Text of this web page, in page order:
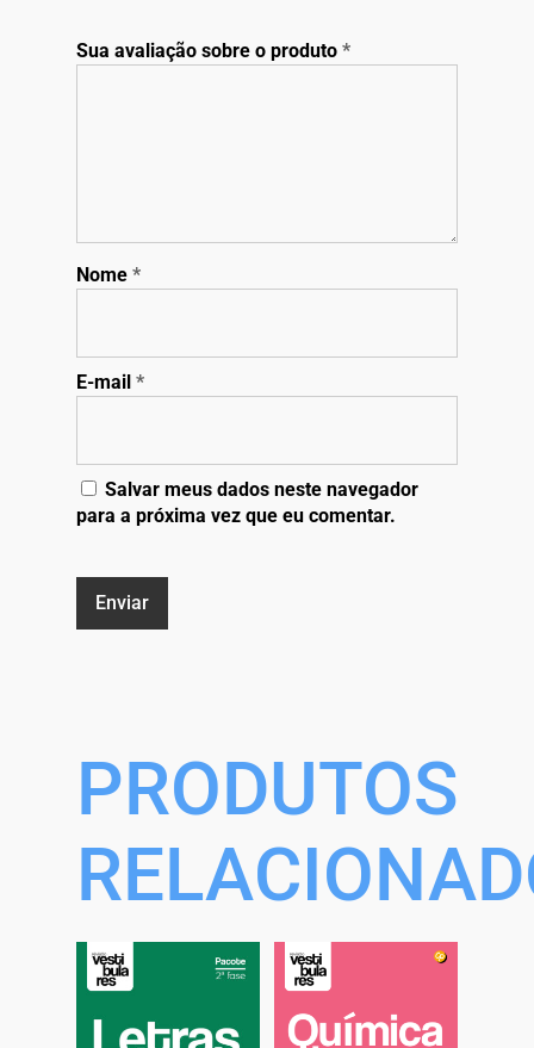
Sua avaliação sobre o produto *
Nome *
E-mail *
Salvar meus dados neste navegador
para a próxima vez que eu comentar.
PRODUTOS